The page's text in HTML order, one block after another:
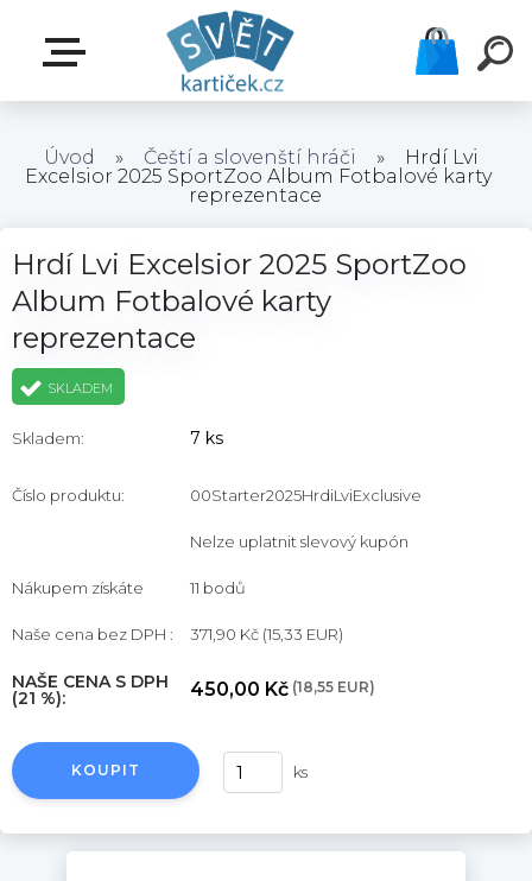
Úvod » Čeští a slovenští hráči »
Hrdí Lvi
Excelsior 2025 SportZoo Album Fotbalové karty
reprezentace
Hrdí Lvi Excelsior 2025 SportZoo
Album Fotbalové karty
reprezentace
SKLADEM
Skladem: 7 ks
Číslo produktu: 00Starter2025HrdiLviExclusive
Nelze uplatnit slevový kupón
Nákupem získáte 11 bodů
Naše cena bez DPH : 371,90 Kč (15,33 EUR)
NAŠE CENA S DPH
(21 %): 450,00 Kč (18,55 EUR)
ks
KOUPIT